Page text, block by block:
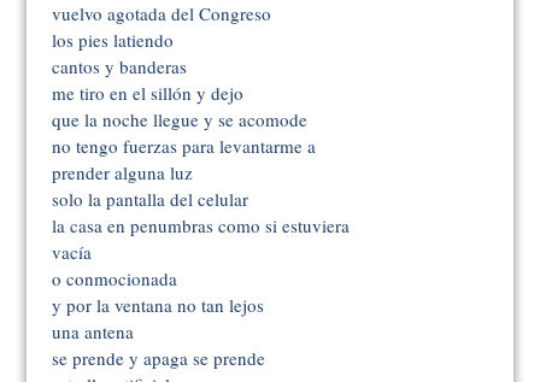
vuelvo agotada del Congreso
los pies latiendo
cantos y banderas
me tiro en el sillón y dejo
que la noche llegue y se acomode
no tengo fuerzas para levantarme a
prender alguna luz
solo la pantalla del celular
la casa en penumbras como si estuviera
vacía
o conmocionada
y por la ventana no tan lejos
una antena
se prende y apaga se prende